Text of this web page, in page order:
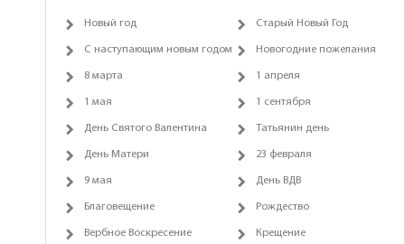
Новый год Старый Новый Год
С наступающим новым годом Новогодние пожелания
8 марта 1 апреля
1 мая 1 сентября
День Святого Валентина Татьянин день
День Матери 23 февраля
9 мая День ВДВ
Благовещение Рождество
Вербное Воскресение Крещение